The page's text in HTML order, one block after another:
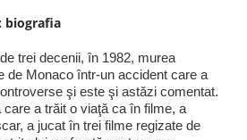
biografia
trei decenii, în 1982, murea
de Monaco într-un accident care a
şi este şi astăzi comentat.
a trăit o viaţă ca în filme, a
a jucat în trei filme regizate de